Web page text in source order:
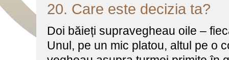
20. Care este decizia ta?
Doi băieți supravegheau oile –
Unul, pe un mic platou, altul pe o